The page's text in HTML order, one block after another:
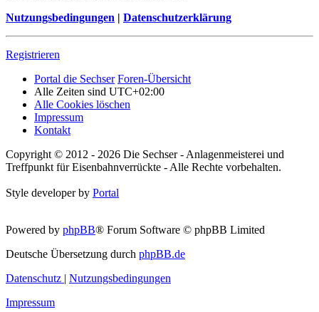
Nutzungsbedingungen | Datenschutzerklärung
Registrieren
Portal die Sechser Foren-Übersicht
Alle Zeiten sind UTC+02:00
Alle Cookies löschen
Impressum
Kontakt
Copyright © 2012 - 2026 Die Sechser - Anlagenmeisterei und
Treffpunkt für Eisenbahnverrückte - Alle Rechte vorbehalten.
Style developer by Portal
Powered by phpBB® Forum Software © phpBB Limited
Deutsche Übersetzung durch phpBB.de
Datenschutz | Nutzungsbedingungen
Impressum